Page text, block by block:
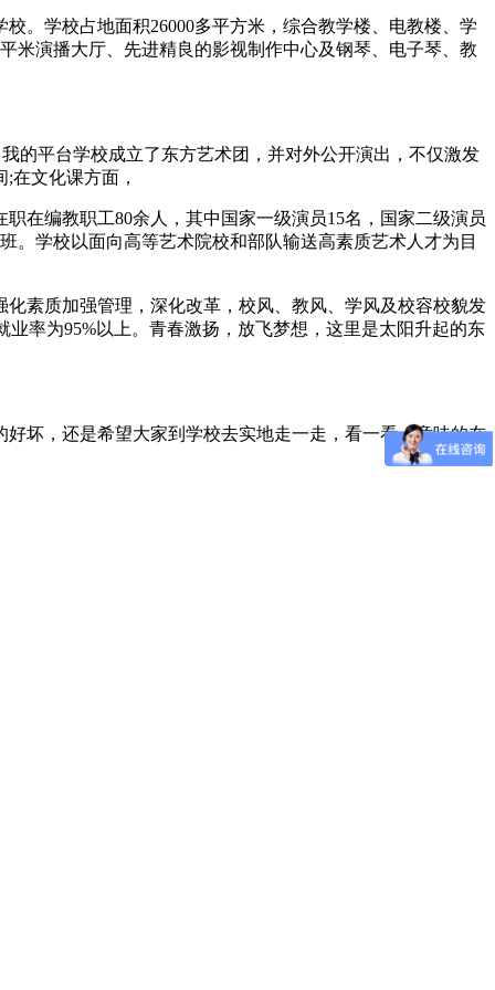
。学校占地面积26000多平方米，综合教学楼、电教楼、学
米演播大厅、先进精良的影视制作中心及钢琴、电子琴、教
的平台学校成立了东方艺术团，并对外公开演出，不仅激发
在文化课方面，
在编教职工80余人，其中国家一级演员15名，国家二级演员
。学校以面向高等艺术院校和部队输送高素质艺术人才为目
素质加强管理，深化改革，校风、教风、学风及校容校貌发
率为95%以上。青春激扬，放飞梦想，这里是太阳升起的东
坏，还是希望大家到学校去实地走一走，看一看。意味的在